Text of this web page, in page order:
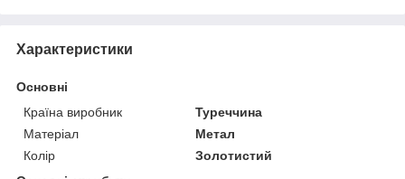
Характеристики
Основні
Країна виробник
Туреччина
Матеріал
Метал
Колір
Золотистий